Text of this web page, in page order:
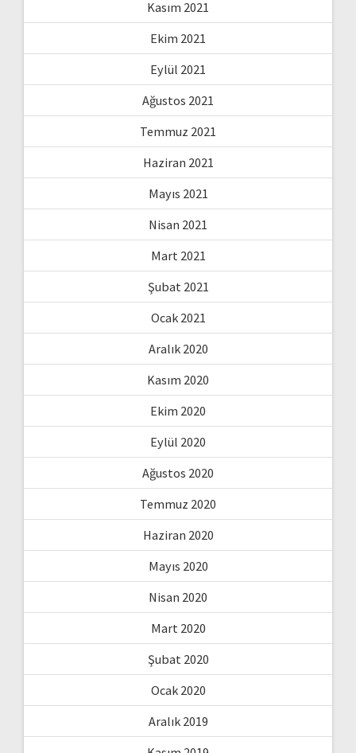
Kasım 2021
Ekim 2021
Eylül 2021
Ağustos 2021
Temmuz 2021
Haziran 2021
Mayıs 2021
Nisan 2021
Mart 2021
Şubat 2021
Ocak 2021
Aralık 2020
Kasım 2020
Ekim 2020
Eylül 2020
Ağustos 2020
Temmuz 2020
Haziran 2020
Mayıs 2020
Nisan 2020
Mart 2020
Şubat 2020
Ocak 2020
Aralık 2019